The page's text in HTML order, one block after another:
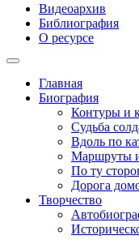
Видеоархив
Библиография
О ресурсе
Главная
Биография
Контуры и
Судьба
Вдоль по
Маршруты
По ту
Дорога
Творчество